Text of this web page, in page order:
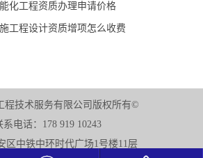
化工程资质办理申请价格
工程设计资质增项怎么收费
程技术服务有限公司版权所有©
系电话：178 919 10243
区中铁中环时代广场1号楼11层